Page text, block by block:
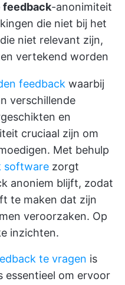
feedback-anonimiteit
die niet bij het
niet relevant zijn,
vertekend worden
feedback waarbij
verschillende
en
cruciaal zijn om
Met behulp
software zorgt
anoniem blijft, zodat
te maken dat zijn
veroorzaken. Op
inzichten.
te vragen is
essentieel om ervoor